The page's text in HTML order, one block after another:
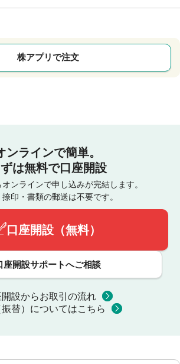
株アプリで注文
ンラインで簡単。
ずは無料で口座開設
ンラインで申し込みが完結します。
印・書類の郵送は不要です。
口座開設（無料）
座開設サポートへご相談
開設からお取引の流れ
替）についてはこちら